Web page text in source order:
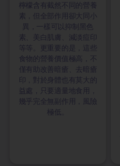
檸檬含有截然不同的營養
素，但全部作用卻大同小
異，一樣可以抑制黑色
素、美白肌膚、減淡痘印
等等。更重要的是，這些
食物的營養價值極高，不
僅有助改善暗瘡、去暗瘡
印，對於身體也有莫大的
益處，只要適量地食用，
幾乎完全無副作用，風險
極低。